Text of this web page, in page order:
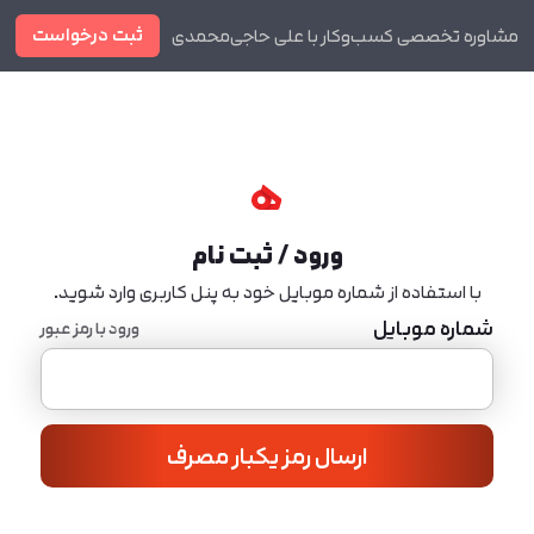
مشاوره تخصصی کسب‌وکار با علی حاجی‌محمدی ثبت درخواست
ورود / ثبت نام
با استفاده از شماره موبایل خود به پنل کاربری وارد شوید.
شماره موبایل ورود با رمز عبور
ارسال رمز یکبار مصرف